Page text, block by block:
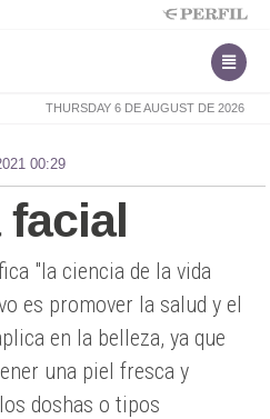
THURSDAY 6 DE AUGUST DE 2026
00:29
facial
"la ciencia de la vida
es promover la salud y el
en la belleza, ya que
una piel fresca y
doshas o tipos